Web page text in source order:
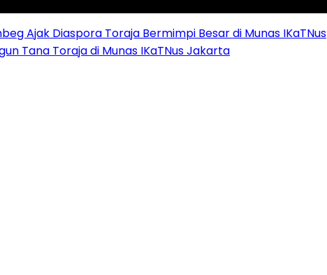
Ajak Diaspora Toraja Bermimpi Besar di Munas IKaTNus
Tana Toraja di Munas IKaTNus Jakarta